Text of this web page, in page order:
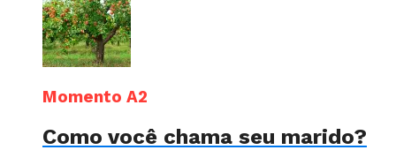
Momento A2
Como você chama seu marido?